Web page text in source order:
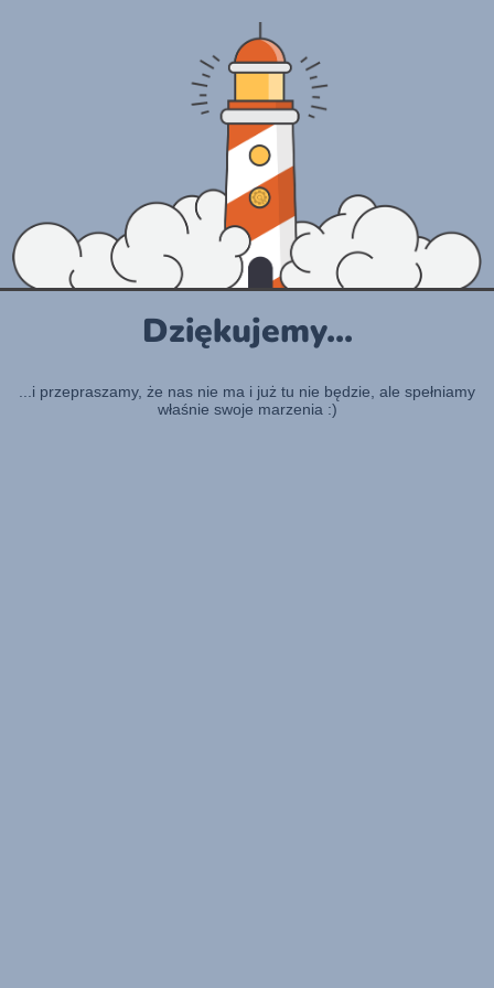
Dziękujemy...
...i przepraszamy, że nas nie ma i już tu nie będzie, ale spełniamy
właśnie swoje marzenia :)